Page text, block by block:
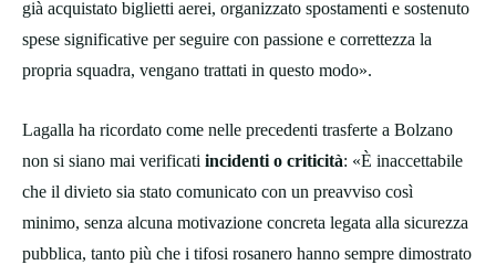
già acquistato biglietti aerei, organizzato spostamenti e sostenuto
spese significative per seguire con passione e correttezza la
propria squadra, vengano trattati in questo modo».
Lagalla ha ricordato come nelle precedenti trasferte a Bolzano
non si siano mai verificati incidenti o criticità: «È inaccettabile
che il divieto sia stato comunicato con un preavviso così
minimo, senza alcuna motivazione concreta legata alla sicurezza
pubblica, tanto più che i tifosi rosanero hanno sempre dimostrato